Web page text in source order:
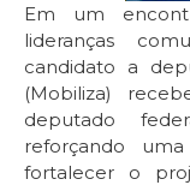
Em um
lideranças
candidato a
(Mobiliza)
deputado
reforçando
fortalecer o